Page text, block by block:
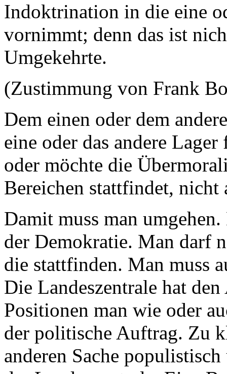
Indoktrination in die eine
vornimmt; denn das ist
Umgekehrte.
(Zustimmung von Frank
Dem einen oder dem
eine oder das andere
oder möchte die
Bereichen stattfindet, nicht
Damit muss man
der Demokratie. Man darf
die stattfinden. Man muss
Die Landeszentrale hat
Positionen man wie oder
der politische Auftrag. Zu
anderen Sache